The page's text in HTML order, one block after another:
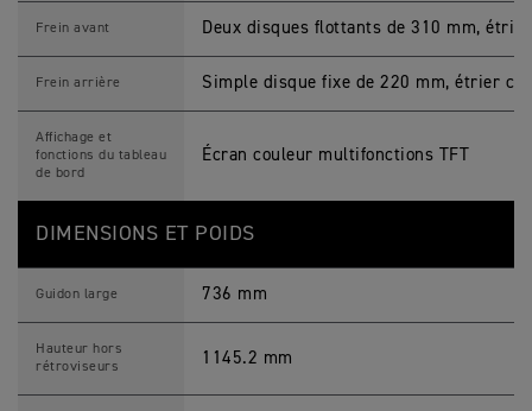
Frein avant Deux disques flottants de 310 mm,
Frein arrière Simple disque fixe de 220 mm, étrier
Affichage et
fonctions du tableau
de bord
Écran couleur multifonctions TFT
DIMENSIONS ET POIDS
Guidon large 736 mm
Hauteur hors
rétroviseurs
1145.2 mm